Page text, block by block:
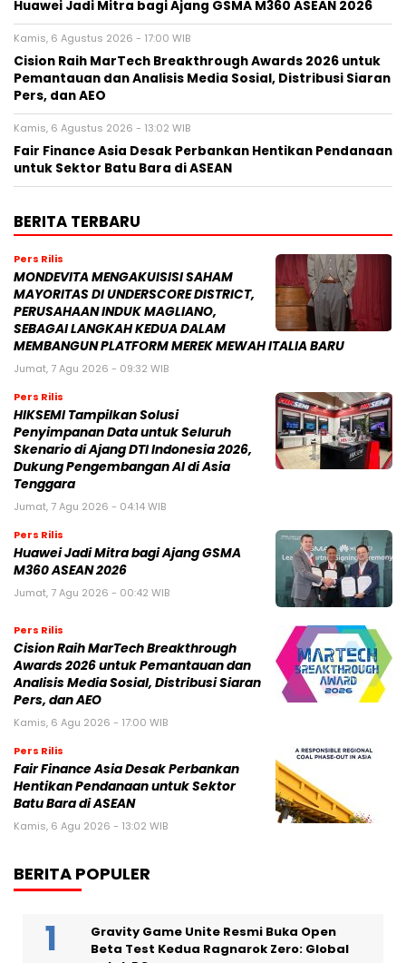
Huawei Jadi Mitra bagi Ajang GSMA M360 ASEAN 2026
Kamis, 6 Agustus 2026 - 17:00 WIB
Cision Raih MarTech Breakthrough Awards 2026 untuk
Pemantauan dan Analisis Media Sosial, Distribusi Siaran
Pers, dan AEO
Kamis, 6 Agustus 2026 - 13:02 WIB
Fair Finance Asia Desak Perbankan Hentikan Pendanaan
untuk Sektor Batu Bara di ASEAN
BERITA TERBARU
Pers Rilis
MONDEVITA MENGAKUISISI SAHAM
MAYORITAS DI UNDERSCORE DISTRICT,
PERUSAHAAN INDUK MAGLIANO,
SEBAGAI LANGKAH KEDUA DALAM
MEMBANGUN PLATFORM MEREK MEWAH ITALIA BARU
Jumat, 7 Agu 2026 - 09:32 WIB
Pers Rilis
HIKSEMI Tampilkan Solusi
Penyimpanan Data untuk Seluruh
Skenario di Ajang DTI Indonesia 2026,
Dukung Pengembangan AI di Asia
Tenggara
Jumat, 7 Agu 2026 - 04:14 WIB
Pers Rilis
Huawei Jadi Mitra bagi Ajang GSMA
M360 ASEAN 2026
Jumat, 7 Agu 2026 - 00:42 WIB
Pers Rilis
Cision Raih MarTech Breakthrough
Awards 2026 untuk Pemantauan dan
Analisis Media Sosial, Distribusi Siaran
Pers, dan AEO
Kamis, 6 Agu 2026 - 17:00 WIB
Pers Rilis
Fair Finance Asia Desak Perbankan
Hentikan Pendanaan untuk Sektor
Batu Bara di ASEAN
Kamis, 6 Agu 2026 - 13:02 WIB
BERITA POPULER
Gravity Game Unite Resmi Buka Open
Beta Test Kedua Ragnarok Zero: Global